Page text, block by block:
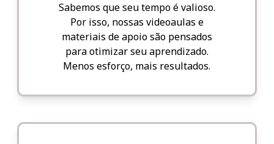
Sabemos que seu tempo é valioso.
Por isso, nossas videoaulas e
materiais de apoio são pensados
para otimizar seu aprendizado.
Menos esforço, mais resultados.